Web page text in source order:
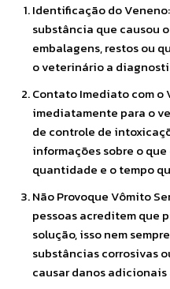
Identificação do
substância que causou
embalagens, restos ou
o veterinário a
Contato Imediato com o
imediatamente para o
de controle de
informações sobre o
quantidade e o tempo
Não Provoque Vômito
pessoas acreditem que
solução, isso nem
substâncias corrosivas
causar danos adicionais